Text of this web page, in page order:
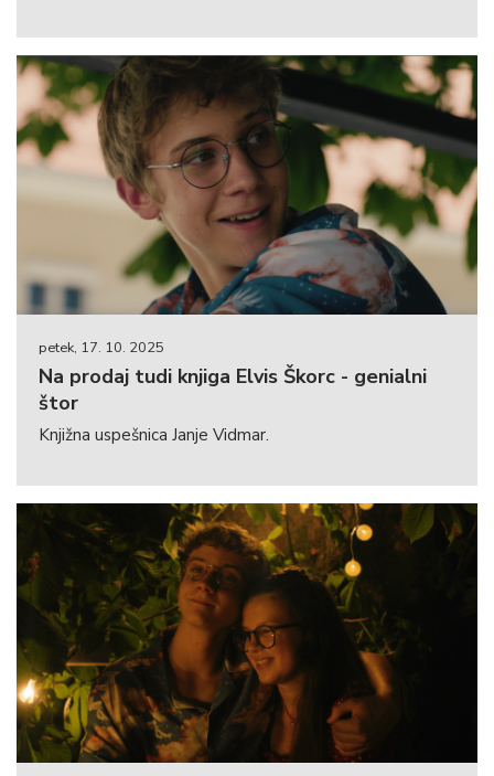
petek, 17. 10. 2025
Na prodaj tudi knjiga Elvis Škorc - genialni
štor
Knjižna uspešnica Janje Vidmar.